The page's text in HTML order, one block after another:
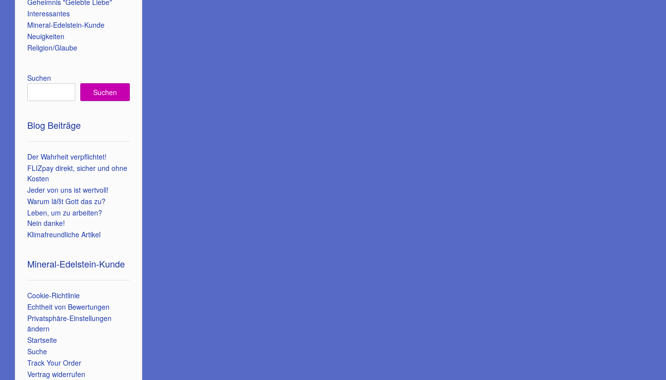
Geheimnis "Gelebte Liebe"
Interessantes
Mineral-Edelstein-Kunde
Neuigkeiten
Religion/Glaube
Suchen
Suchen
Blog Beiträge
Der Wahrheit verpflichtet!
FLIZpay direkt, sicher und ohne
Kosten
Jeder von uns ist wertvoll!
Warum läßt Gott das zu?
Leben, um zu arbeiten?
Nein danke!
Klimafreundliche Artikel
Mineral-Edelstein-Kunde
Cookie-Richtlinie
Echtheit von Bewertungen
Privatsphäre-Einstellungen
ändern
Startseite
Suche
Track Your Order
Vertrag widerrufen